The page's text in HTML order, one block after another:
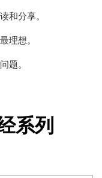
和分享。
理想。
题。
系列